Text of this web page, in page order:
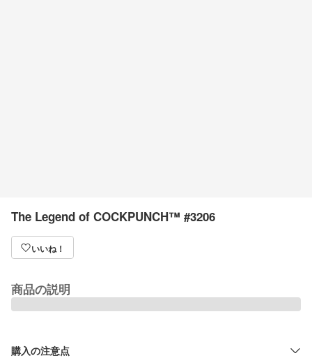
The Legend of COCKPUNCH™ #3206
いいね！
商品の説明
購入の注意点